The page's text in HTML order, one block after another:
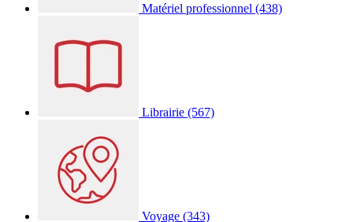
Matériel professionnel (438)
Librairie (567)
Voyage (343)